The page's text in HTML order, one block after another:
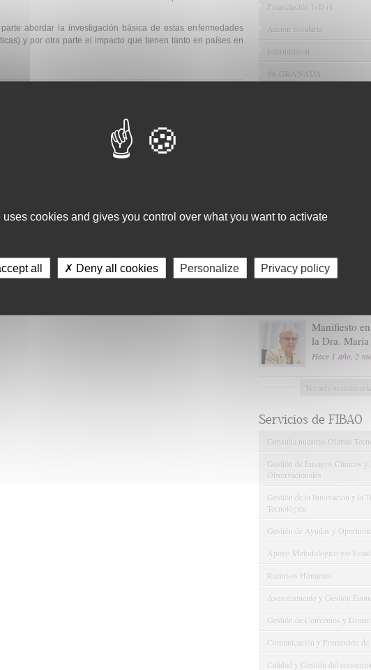
abordar la investigación básica de estas enfermedades
y por otra parte el impacto que tienen tanto en países en
Financiación I+D+I
Acción Solidaria
Internacional
ibs.GRANADA
investigación
oncológica
Manifiesto
la Dra.
Hace 1 año, 2
Ver más noticias
Servicios de FIBAO
Consulta nuestras Ofertas
Gestión de Ensayos Clínicos y
Observacionales
Gestión de la Innovación y la
Tecnológica
Gestión de Ayudas y
Apoyo Metodológico y/o
Recursos Humanos
Asesoramiento y Gestión
Gestión de Convenios y
Comunicación y Promoción
Calidad y Gestión del
uses cookies and gives you control over what you want to activate
all ✗ Deny all cookies Personalize Privacy policy